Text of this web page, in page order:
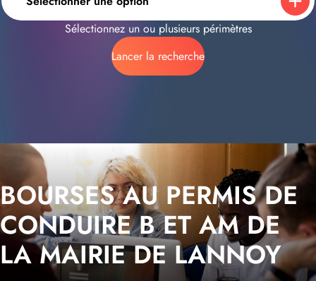
Sélectionnez un ou plusieurs périmètres
Lancer la recherche
BOURSES AU PERMIS DE
CONDUIRE B ET AM DE
LA MAIRIE DE LANNOY